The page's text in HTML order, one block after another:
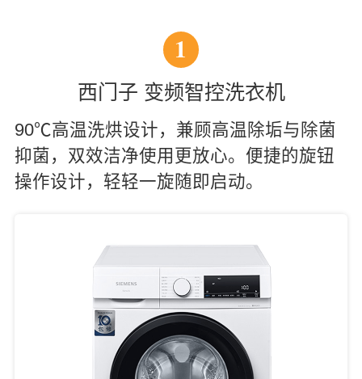
1
西门子 变频智控洗衣机
90℃高温洗烘设计，兼顾高温除垢与除菌
抑菌，双效洁净使用更放心。便捷的旋钮
操作设计，轻轻一旋随即启动。